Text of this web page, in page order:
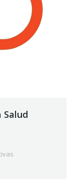
Salud